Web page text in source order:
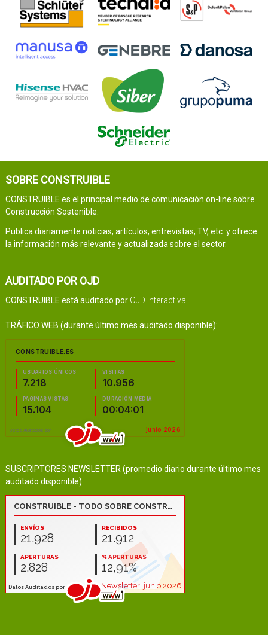
SOBRE CONSTRUIBLE
CONSTRUIBLE es el principal medio de comunicación on-line sobre
Construcción Sostenible.
Publica diariamente noticias, artículos, entrevistas, TV, etc. y ofrece
la información más relevante y actualizada sobre el sector.
AUDITADO POR OJD
CONSTRUIBLE está auditado por OJD Interactiva.
TRÁFICO WEB (durante último mes auditado disponible):
SUSCRIPTORES NEWSLETTER (promedio diario durante último mes
auditado disponible):